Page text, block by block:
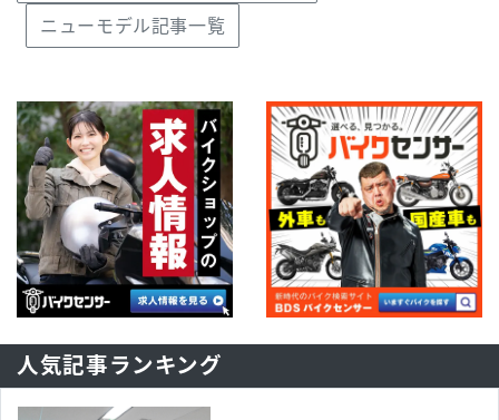
ニューモデル記事一覧
人気記事ランキング